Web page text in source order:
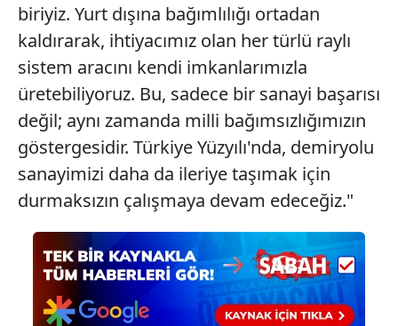
biriyiz. Yurt dışına bağımlılığı ortadan
kaldırarak, ihtiyacımız olan her türlü raylı
sistem aracını kendi imkanlarımızla
üretebiliyoruz. Bu, sadece bir sanayi başarısı
değil; aynı zamanda milli bağımsızlığımızın
göstergesidir. Türkiye Yüzyılı'nda, demiryolu
sanayimizi daha da ileriye taşımak için
durmaksızın çalışmaya devam edeceğiz."